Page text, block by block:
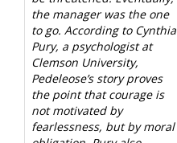
the manager was the one
to go. According to Cynthia
Pury, a psychologist at
Clemson University,
Pedeleose’s story proves
the point that courage is
not motivated by
fearlessness, but by moral